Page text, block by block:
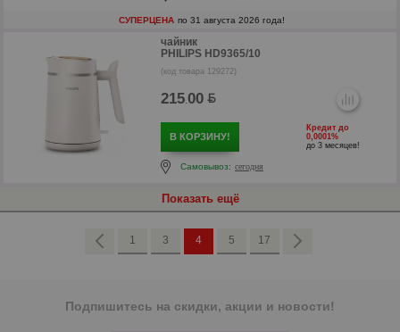
р
СУПЕРЦЕНА по 31 августа 2026 года!
чайник
PHILIPS HD9365/10
(код товара 129272)
215.00
В КОРЗИНУ!
Кредит до
0,0001%
до 3 месяцев!
Самовывоз: сегодня
Показать ещё
1 3 4 5 17
Подпишитесь на скидки, акции и новости!